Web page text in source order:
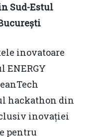
Sud-Estul
inovatoare
ENERGY
hackathon din
inovației
pentru